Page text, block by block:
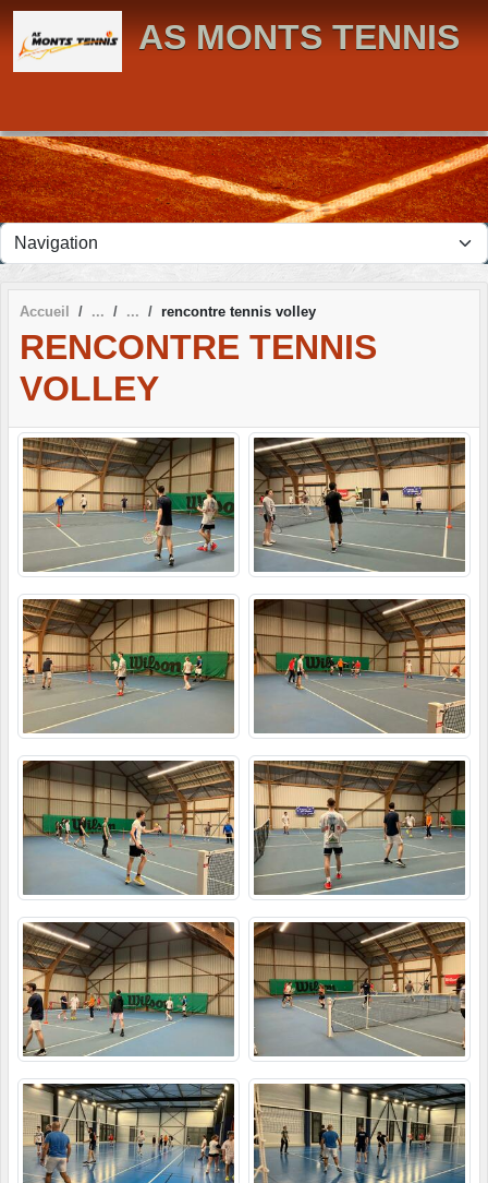
AS MONTS TENNIS
Accueil rencontre tennis volley
RENCONTRE TENNIS
VOLLEY
Panneau de gestion des cookies